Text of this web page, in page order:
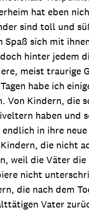
hat eben
sind toll und
Spaß sich mit
hinter jedem
meist traurige
habe ich
Von Kindern, die
haben und
in ihre
die nicht
weil die Väter die
nicht
die nach dem
Vater